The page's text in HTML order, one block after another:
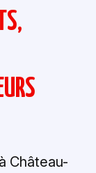
Château-